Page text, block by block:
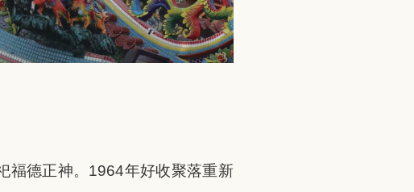
福德正神。1964年好收聚落重新